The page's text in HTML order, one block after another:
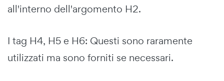
all'interno dell'argomento H2.
I tag H4, H5 e H6: Questi sono raramente
utilizzati ma sono forniti se necessari.